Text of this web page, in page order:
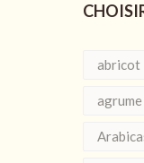
abricot
agrume